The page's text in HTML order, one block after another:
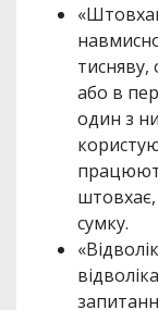
тисняву,
або в
один з
сумку.